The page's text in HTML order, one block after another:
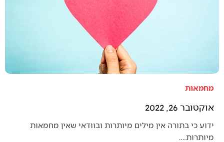
מחמאות
אוקטובר 26, 2022
ידוע כי בתורה אין מילים מיותרות ובוודאי שאין מחמאות
מיותרות.…